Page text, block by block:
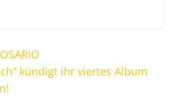
kündigt ihr viertes Album